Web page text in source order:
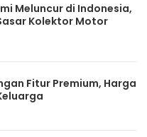
Meluncur di Indonesia,
Kolektor Motor
Fitur Premium, Harga